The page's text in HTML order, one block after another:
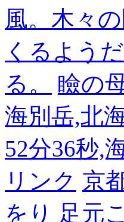
風。木々
くるよう
る。
瞼の
海別岳,北
52分36秒,
リンク 京
をり 足元